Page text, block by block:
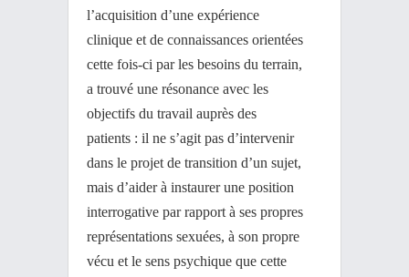
l’acquisition d’une expérience
clinique et de connaissances orientées
cette fois-ci par les besoins du terrain,
a trouvé une résonance avec les
objectifs du travail auprès des
patients : il ne s’agit pas d’intervenir
dans le projet de transition d’un sujet,
mais d’aider à instaurer une position
interrogative par rapport à ses propres
représentations sexuées, à son propre
vécu et le sens psychique que cette